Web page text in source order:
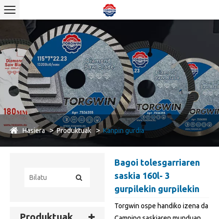
Hasiera Produktuak Kanpin gurdia
Produktuak
Bagoi tolesgarriaren
saskia 160l- 3
gurpilekin gurpilekin
Torgwin ospe handiko izena da